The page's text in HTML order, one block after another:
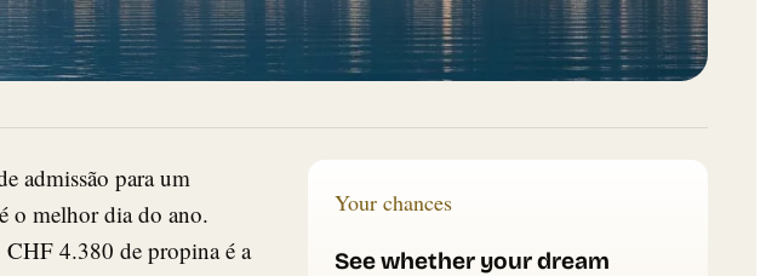
Your chances
See whether your dream
admissão para um
o melhor dia do ano.
CHF 4.380 de propina é a